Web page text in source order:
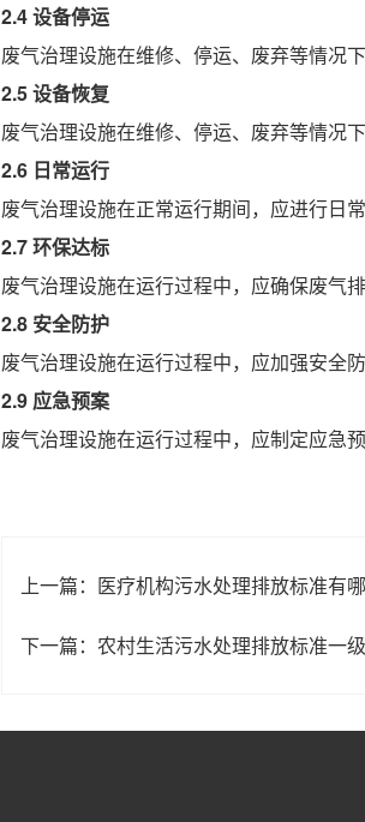
2.4 设备停运
废气治理设施在维修、停运、废弃等情况
2.5 设备恢复
废气治理设施在维修、停运、废弃等情况
2.6 日常运行
废气治理设施在正常运行期间，应进行日
2.7 环保达标
废气治理设施在运行过程中，应确保废气
2.8 安全防护
废气治理设施在运行过程中，应加强安全
2.9 应急预案
废气治理设施在运行过程中，应制定应急
上一篇： 医疗机构污水处理排放标准有
下一篇： 农村生活污水处理排放标准一